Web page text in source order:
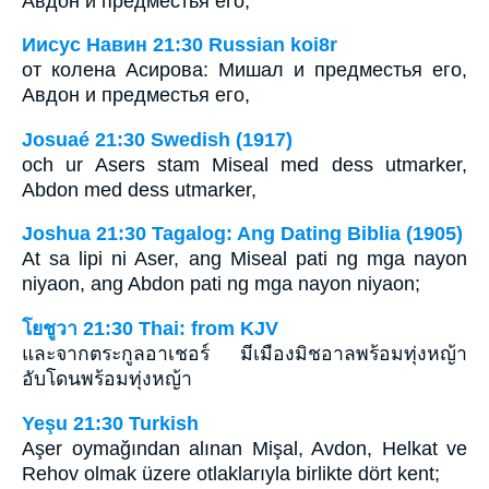
Иисус Навин 21:30 Russian koi8r
от колена Асирова: Мишал и предместья его,
Авдон и предместья его,
Josuaé 21:30 Swedish (1917)
och ur Asers stam Miseal med dess utmarker,
Abdon med dess utmarker,
Joshua 21:30 Tagalog: Ang Dating Biblia (1905)
At sa lipi ni Aser, ang Miseal pati ng mga nayon
niyaon, ang Abdon pati ng mga nayon niyaon;
โยชูวา 21:30 Thai: from KJV
และจากตระกูลอาเชอร์ มีเมืองมิชอาลพร้อมทุ่งหญ้า
อับโดนพร้อมทุ่งหญ้า
Yeşu 21:30 Turkish
Aşer oymağından alınan Mişal, Avdon, Helkat ve
Rehov olmak üzere otlaklarıyla birlikte dört kent;